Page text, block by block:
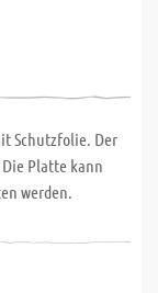
Schutzfolie. Der
Platte kann
werden.